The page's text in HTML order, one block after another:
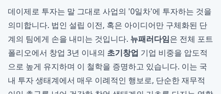
데이제로 투자는 말 그대로 사업의 '0일차'에 투자하는 것을
의미합니다. 법인 설립 이전, 혹은 아이디어만 구체화된 단
계의 팀에게 손을 내미는 것입니다. 뉴패러다임은 전체 포트
폴리오에서 창업 3년 이내의 초기창업 기업 비중을 압도적
으로 높게 유지하며 이 철학을 증명하고 있습니다. 이는 국
내 투자 생태계에서 매우 이례적인 행보로, 단순한 재무적